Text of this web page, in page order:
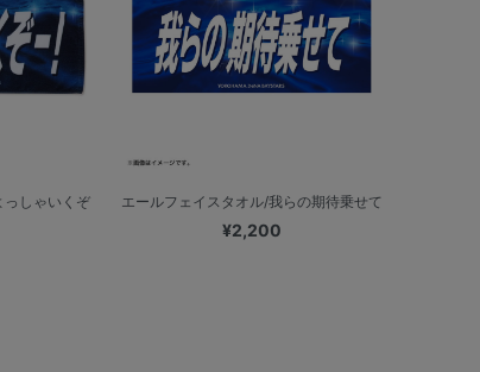
っしゃいくぞ
エールフェイスタオル/我らの期待乗せて
¥2,200